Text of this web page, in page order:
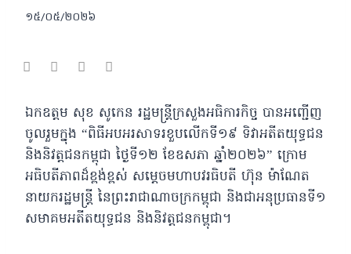
១៥/០៥/២០២៦
ឯកឧត្តម សុខ សូកេន រដ្ឋមន្ត្រីក្រសួងអធិការកិច្ច បានអញ្ជើញ
ចូលរួមក្នុង “ពិធីអបអរសាទរខួបលើកទី១៩ ទិវាអតីតយុទ្ធជន
និងនិវត្តជនកម្ពុជា ថ្ងៃទី១២ ខែឧសភា ឆ្នាំ២០២៦” ក្រោម
អធិបតីភាពដ៏ខ្ពង់ខ្ពស់ សម្ដេចមហាបវរធិបតី ហ៊ុន ម៉ាណែត
នាយករដ្ឋមន្ត្រី នៃព្រះរាជាណាចក្រកម្ពុជា និងជាអនុប្រធានទី១
សមាគមអតីតយុទ្ធជន និងនិវត្តជនកម្ពុជា។